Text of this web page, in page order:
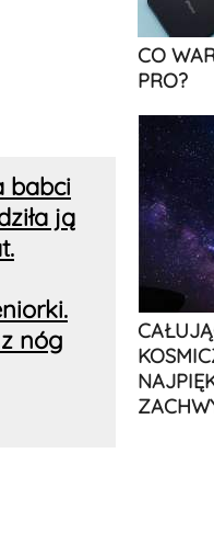
babci
ją
nóg
CO
PRO?